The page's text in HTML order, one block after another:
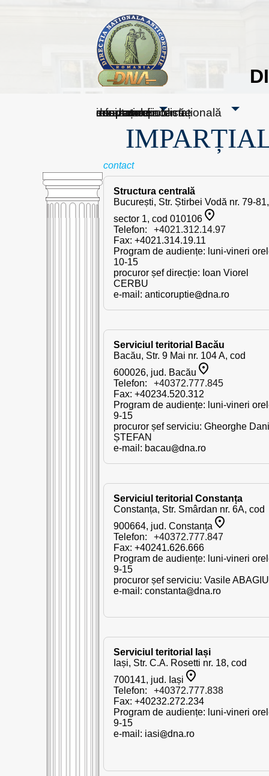
sesizați-ne
despre noi
rezultatele noastre
mass media
informare publică
cooperare internațională
contact
Structura centrală
București, Str. Știrbei Vodă nr. 79-81,
sector 1, cod 010106
Telefon:
+4021.312.14.97
Fax: +4021.314.19.11
Program de audiențe: luni-vineri
10-15
procuror șef direcție: Ioan Viorel
CERBU
e-mail: anticoruptie dna.ro
Serviciul teritorial Bacău
Bacău, Str. 9 Mai nr. 104 A, cod
600026, jud. Bacău
Telefon:
+40372.777.845
Fax: +40234.520.312
Program de audiențe: luni-vineri
9-15
procuror șef serviciu: Gheorghe
ȘTEFAN
e-mail: bacau dna.ro
Serviciul teritorial Constanța
Constanța, Str. Smârdan nr. 6A, cod
900664, jud. Constanța
Telefon:
+40372.777.847
Fax: +40241.626.666
Program de audiențe: luni-vineri
9-15
procuror șef serviciu: Vasile ABAGIU
e-mail: constanta dna.ro
Serviciul teritorial Iași
Iași, Str. C.A. Rosetti nr. 18, cod
700141, jud. Iași
Telefon:
+40372.777.838
Fax: +40232.272.234
Program de audiențe: luni-vineri
9-15
e-mail: iasi dna.ro